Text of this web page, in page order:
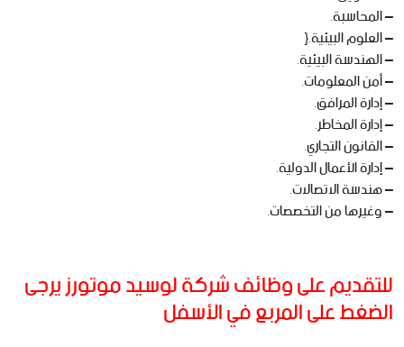
– المحاسبة.
– العلوم البيئية.{
– الهندسة البيئية.
– أمن المعلومات.
– إدارة المرافق.
– إدارة المخاطر.
– القانون التجاري.
– إدارة الأعمال الدولية.
– هندسة الاتصالات.
– وغيرها من التخصصات.
للتقديم على وظائف شركة لوسيد موتورز يرجى
الضغط على المربع في الأسفل